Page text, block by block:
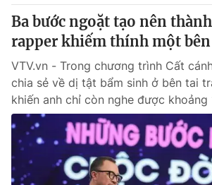
Ba bước ngoặt tạo nên
rapper khiếm thính một bên
VTV.vn - Trong chương trình Cất
chia sẻ về dị tật bẩm sinh ở bên tai
khiến anh chỉ còn nghe được khoảng